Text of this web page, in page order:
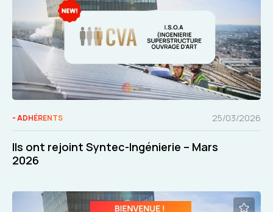
- ADHÉRENTS 25/03/2026
Ils ont rejoint Syntec-Ingénierie – Mars
2026